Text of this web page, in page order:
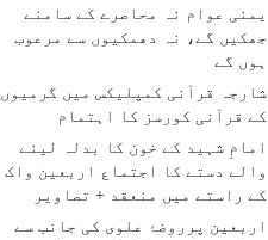
یمنی عوام نہ محاصرے کے سامنے
جھکیں گے، نہ دھمکیوں سے مرعوب
ہوں گے
شارجہ قرآنی کمپلیکس میں گرمیوں
کے قرآنی کورسز کا اہتمام
امامِ شہید کے خون کا بدلہ لینے
والے دستے کا اجتماع اربعین واک
کے راستے میں منعقد + تصاویر
اربعین پرروضۂ علوی کی جانب سے